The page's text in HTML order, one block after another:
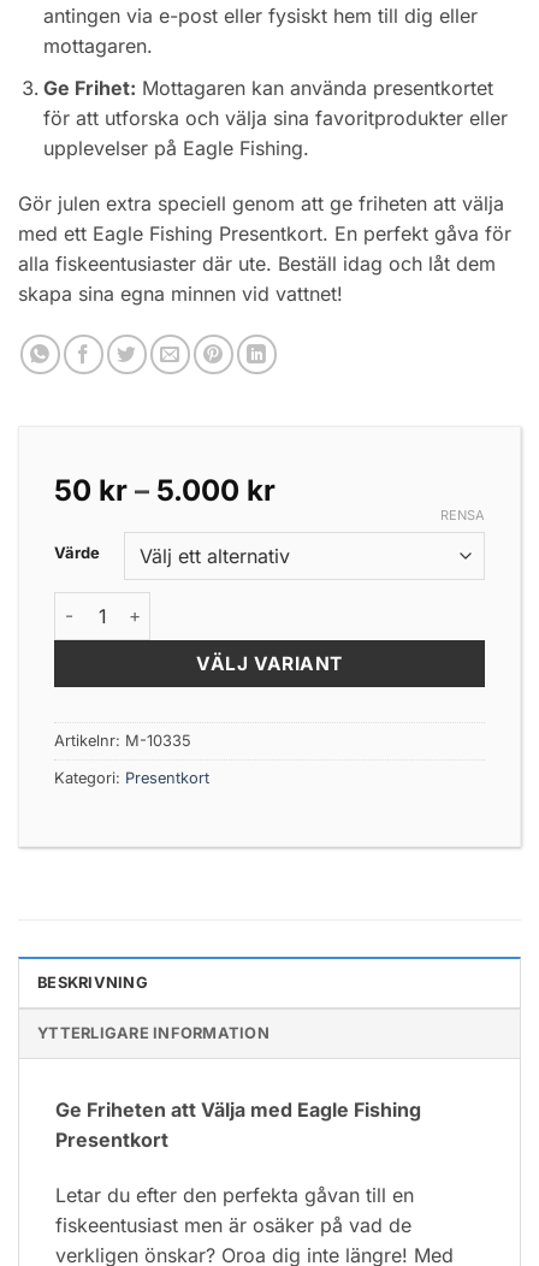
antingen via e-post eller fysiskt hem till dig eller
mottagaren.
Ge Frihet: Mottagaren kan använda presentkortet
för att utforska och välja sina favoritprodukter eller
upplevelser på Eagle Fishing.
Gör julen extra speciell genom att ge friheten att välja
med ett Eagle Fishing Presentkort. En perfekt gåva för
alla fiskeentusiaster där ute. Beställ idag och låt dem
skapa sina egna minnen vid vattnet!
50 kr – 5.000 krPrisintervall:
till
5.000 kr
Värde
RENSA
Presentkort mängd
VÄLJ VARIANT
Artikelnr: M-10335
Kategori: Presentkort
BESKRIVNING
YTTERLIGARE INFORMATION
Ge Friheten att Välja med Eagle Fishing
Presentkort
Letar du efter den perfekta gåvan till en
fiskeentusiast men är osäker på vad de
verkligen önskar? Oroa dig inte längre! Med